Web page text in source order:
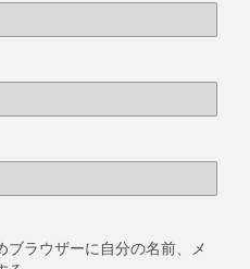
ラウザーに自分の名前、メ